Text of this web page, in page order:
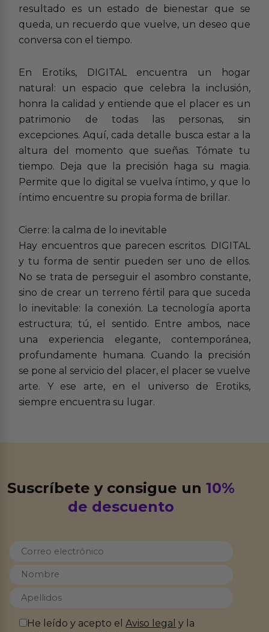
resultado es un estado de bienestar que se
queda, un recuerdo que vuelve, un deseo que
conversa con el tiempo.
En Erotiks, DIGITAL encuentra un hogar
natural: un espacio que celebra la inclusión,
honra la calidad y entiende que el placer es un
patrimonio de todas las personas, sin
excepciones. Aquí, cada detalle busca estar a la
altura del momento que sueñas. Tómate tu
tiempo. Deja que la precisión haga su magia.
Permite que lo digital se vuelva íntimo, y que lo
íntimo encuentre su propia forma de brillar.
Cierre: la calma de lo inevitable
Hay encuentros que parecen escritos. DIGITAL
y tu forma de sentir pueden ser uno de ellos.
No se trata de perseguir el asombro constante,
sino de crear un terreno fértil para que suceda
lo inevitable: la conexión. La tecnología aporta
estructura; tú, el sentido. Entre ambos, nace
una experiencia elegante, contemporánea,
profundamente humana. Cuando la precisión
se pone al servicio del placer, el placer se vuelve
arte. Y ese arte, en el universo de Erotiks,
siempre encuentra su lugar.
Suscríbete y consigue un10%
de descuento
He leído y acepto elAviso legal y la